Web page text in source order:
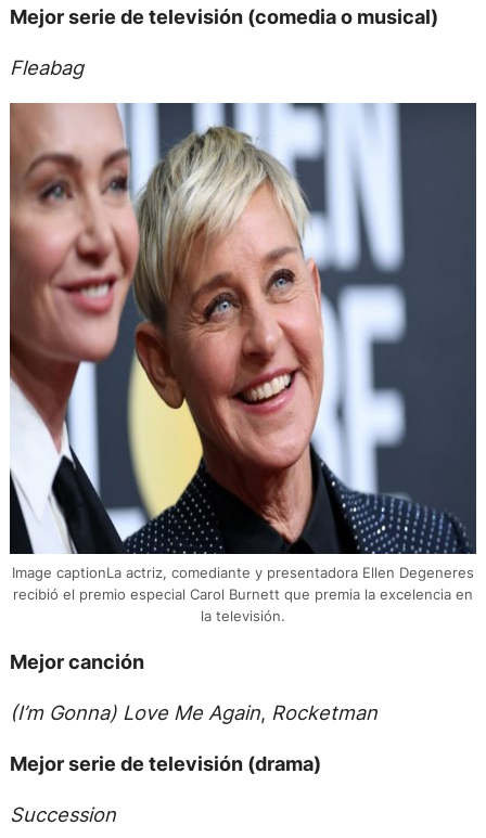
Mejor serie de televisión (comedia o musical)
Fleabag
Image captionLa actriz, comediante y presentadora Ellen Degeneres
recibió el premio especial Carol Burnett que premia la excelencia en
la televisión.
Mejor canción
(I’m Gonna) Love Me Again, Rocketman
Mejor serie de televisión (drama)
Succession